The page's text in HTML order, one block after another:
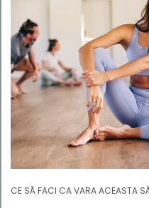
CE SĂ FACI CA VARA ACEASTA